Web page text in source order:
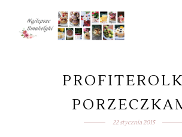
22 stycznia 2015